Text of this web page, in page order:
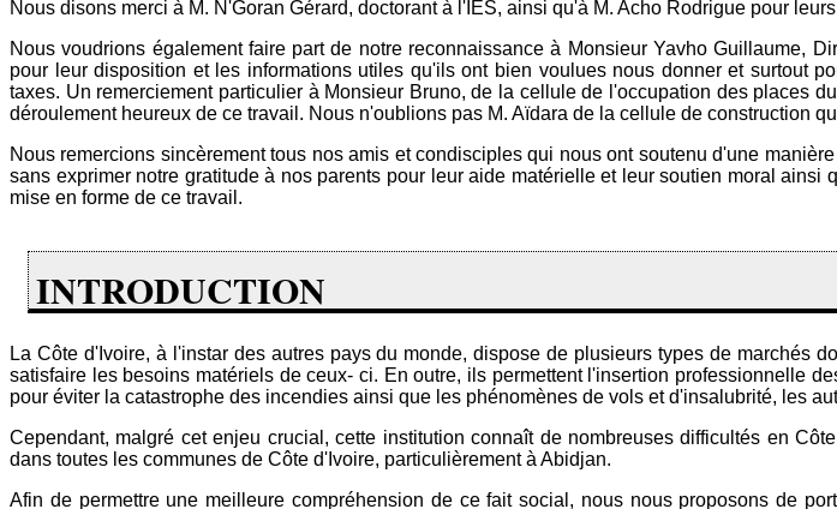
Nous disons merci à M. N'Goran Gérard, doctorant à l'IES, ainsi qu'à M. Acho Rodrigue pour
Nous voudrions également faire part de notre reconnaissance à Monsieur Yavho Guillaume,
pour leur disposition et les informations utiles qu'ils ont bien voulues nous donner et surtout
taxes. Un remerciement particulier à Monsieur Bruno, de la cellule de l'occupation des places
déroulement heureux de ce travail. Nous n'oublions pas M. Aïdara de la cellule de construction
Nous remercions sincèrement tous nos amis et condisciples qui nous ont soutenu d'une
sans exprimer notre gratitude à nos parents pour leur aide matérielle et leur soutien moral
mise en forme de ce travail.
INTRODUCTION
La Côte d'Ivoire, à l'instar des autres pays du monde, dispose de plusieurs types de marchés
satisfaire les besoins matériels de ceux- ci. En outre, ils permettent l'insertion professionnelle
pour éviter la catastrophe des incendies ainsi que les phénomènes de vols et d'insalubrité, les
Cependant, malgré cet enjeu crucial, cette institution connaît de nombreuses difficultés en
dans toutes les communes de Côte d'Ivoire, particulièrement à Abidjan.
Afin de permettre une meilleure compréhension de ce fait social, nous nous proposons de